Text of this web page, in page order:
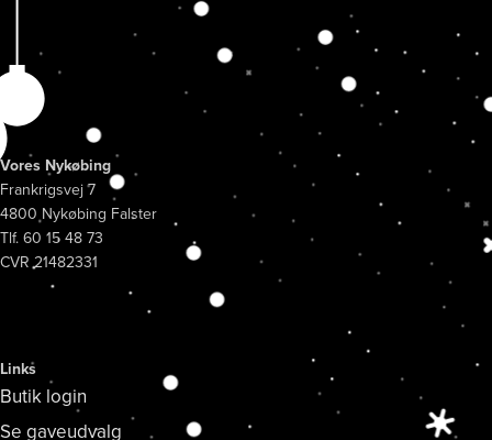
Vores Nykøbing
Frankrigsvej 7
4800 Nykøbing Falster
Tlf. 60 15 48 73
CVR 21482331
Links
Butik login
Se gaveudvalg